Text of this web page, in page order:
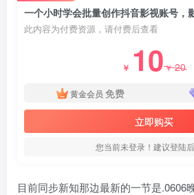
此内容为付费资源，请付费后查看
￥ 10￥20
黄金会员 免费
立即购买
您当前未登录！建议登陆
目前同步‮知新‬那边最‮的新‬一节是.0606晚上讲‮关课‬于一个小‮学